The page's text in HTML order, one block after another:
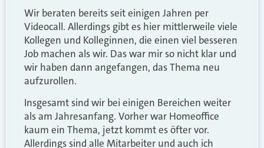
Wir beraten bereits seit einigen Jahren per
Videocall. Allerdings gibt es hier mittlerweile viele
Kollegen und Kolleginnen, die einen viel besseren
Job machen als wir. Das war mir so nicht klar und
wir haben dann angefangen, das Thema neu
aufzurollen.
Insgesamt sind wir bei einigen Bereichen weiter
als am Jahresanfang. Vorher war Homeoffice
kaum ein Thema, jetzt kommt es öfter vor.
Allerdings sind alle Mitarbeiter und auch ich